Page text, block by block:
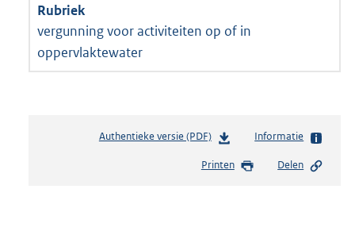
vergunning voor activiteiten op of in
oppervlaktewater
Authentieke versie (PDF)b
s
Informatie
Printen Delen